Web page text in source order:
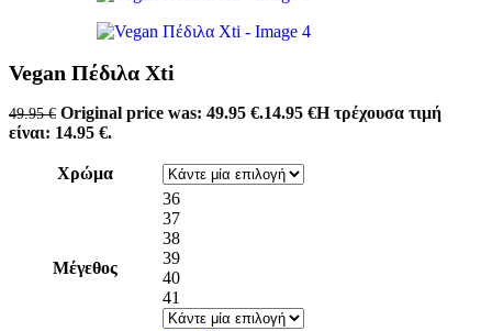
Vegan Πέδιλα Χti
49.95€ Original price was: 49.95 €.14.95 €Η τρέχουσα τιμή
είναι: 14.95 €.
Χρώμα
Μέγεθος
36
37
38
39
40
41